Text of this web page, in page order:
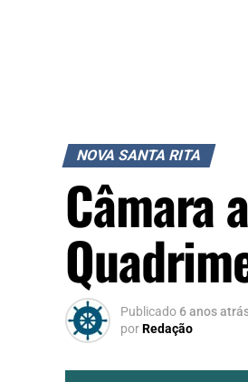
NOVA SANTA RITA
Câmara
Publicado 6 anos
porRedação